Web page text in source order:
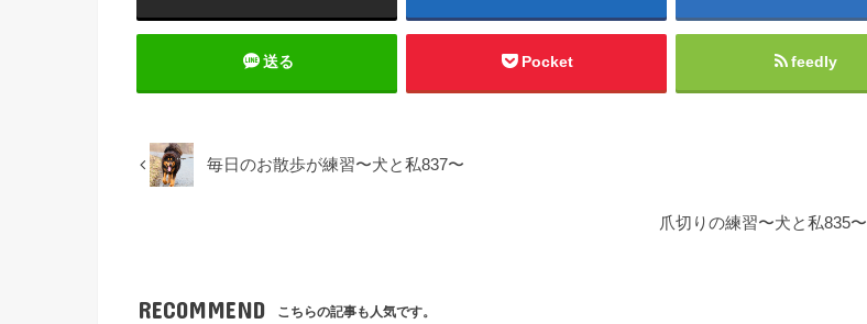
送る Pocket feedly
毎日のお散歩が練習〜犬と私837〜
爪切りの練習〜犬と私835〜
RECOMMEND こちらの記事も人気です。